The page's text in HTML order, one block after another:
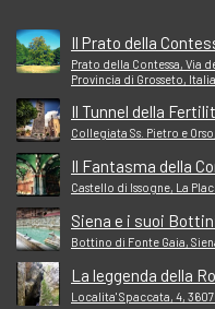
Il Prato della
Prato della Contessa, Via
Provincia di Grosseto, Italia
Il Tunnel della
Collegiata Ss. Pietro e
Il Fantasma della
Castello di Issogne, La
Siena e i suoi
Bottino di Fonte Gaia,
La leggenda della
Localita' Spaccata, 4,